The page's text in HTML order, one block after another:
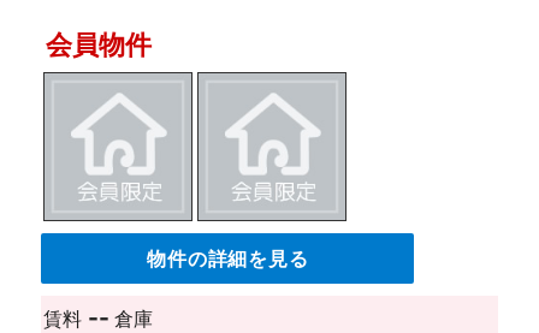
会員物件
物件の詳細を見る
賃料 --倉庫